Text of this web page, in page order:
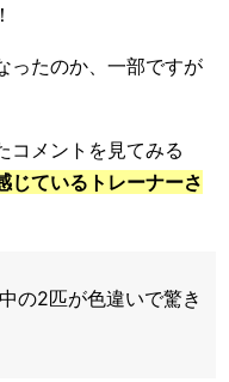
ったのか、一部ですが
コメントを見てみる
じているトレーナーさ
の2匹が色違いで驚き